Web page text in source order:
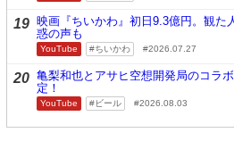
19 映画『ちいかわ』初日9.3億円。観た
惑の声も
YouTube ちいかわ 2026.07.27
20 亀梨和也とアサヒ空想開発局のコラ
定！
YouTube ビール 2026.08.03